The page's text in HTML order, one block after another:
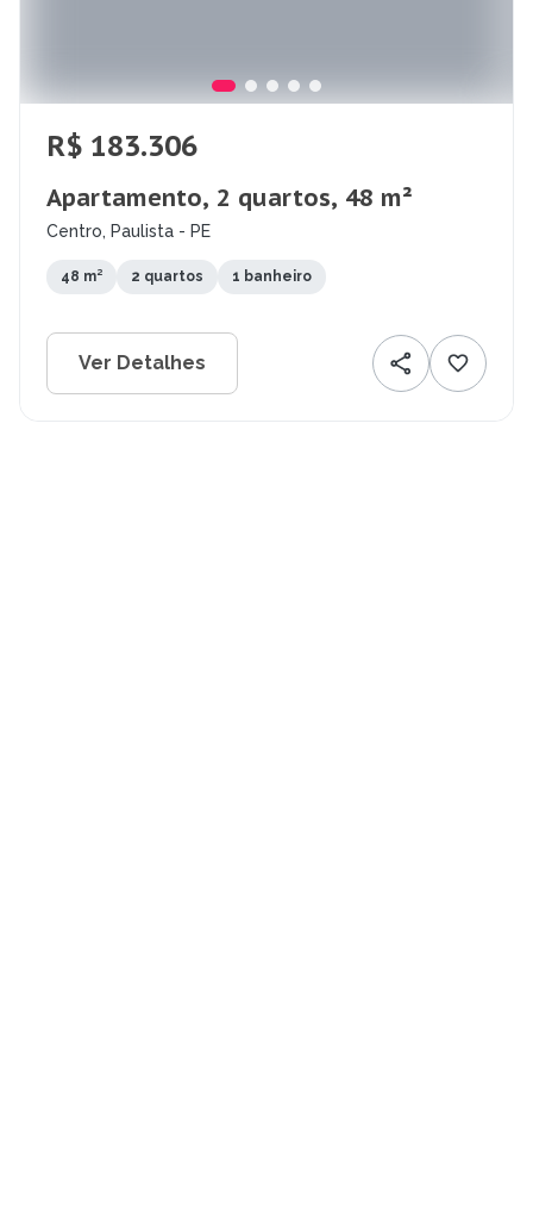
R$ 183.306
Apartamento, 2 quartos, 48 m²
Centro, Paulista - PE
48 m² 2 quartos 1 banheiro
Ver Detalhes